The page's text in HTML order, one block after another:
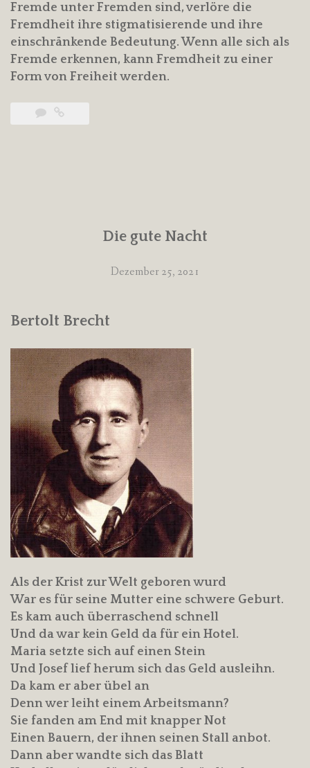
Fremde unter Fremden sind, verlöre die
Fremdheit ihre stigmatisierende und ihre
einschränkende Bedeutung. Wenn alle sich als
Fremde erkennen, kann Fremdheit zu einer
Form von Freiheit werden.
Die gute Nacht
Dezember 25, 2021
Bertolt Brecht
Als der Krist zur Welt geboren wurd
War es für seine Mutter eine schwere Geburt.
Es kam auch überraschend schnell
Und da war kein Geld da für ein Hotel.
Maria setzte sich auf einen Stein
Und Josef lief herum sich das Geld ausleihn.
Da kam er aber übel an
Denn wer leiht einem Arbeitsmann?
Sie fanden am End mit knapper Not
Einen Bauern, der ihnen seinen Stall anbot.
Dann aber wandte sich das Blatt